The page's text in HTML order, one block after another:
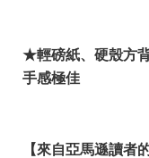
★輕磅紙、硬殼方
手感極佳
【來自亞馬遜讀者